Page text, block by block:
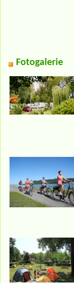
Fotogalerie